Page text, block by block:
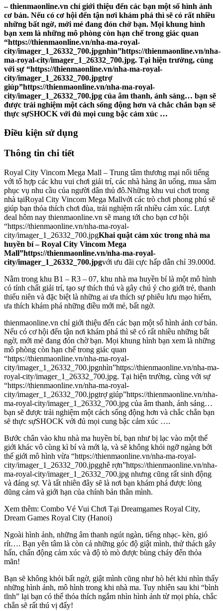
– thienmaonline.vn chỉ giới thiệu đến các bạn một số hình ảnh
cơ bản. Nếu có cơ hội đến tận nơi khám phá thì sẽ có rất nhiều
những bất ngờ, mới mẻ đang đón chờ bạn. Mọi khung hình
bạn xem là những mô phòng còn hạn chế trong giác quan
“https://thienmaonline.vn/nha-ma-royal-
city/imager_1_26332_700.jpgnhìn”https://thienmaonline.vn/nha-
ma-royal-city/imager_1_26332_700.jpg. Tại hiện trường, cùng
với sự “https://thienmaonline.vn/nha-ma-royal-
city/imager_1_26332_700.jpgtrợ
giúp”https://thienmaonline.vn/nha-ma-royal-
city/imager_1_26332_700.jpg của âm thanh, ánh sáng… bạn sẽ
được trải nghiệm một cách sống động hơn và chắc chắn bạn sẽ
thực sựSHOCK với đủ mọi cung bậc cảm xúc …
Điều kiện sử dụng
Thông tin chi tiết
Royal City Vincom Mega Mall – Trung tâm thương mại nổi tiếng
với tổ hợp các khu vui chơi giải trí, các nhà hàng ăn uống, mua sắm
phục vụ nhu cầu của người dân thủ đô.Những khu vui chơi trong
nhà tạiRoyal City Vincom Mega Mallvới các trò chơi phong phú sẽ
giúp bạn thỏa thích chơi đùa, trải nghiệm rất nhiều cảm xúc. Lượt
deal hôm nay thienmaonline.vn sẽ mang tới cho bạn cơ hội
“https://thienmaonline.vn/nha-ma-royal-
city/imager_1_26332_700.jpgKhai quật cảm xúc trong nhà ma
huyền bí – Royal City Vincom Mega
Mall”https://thienmaonline.vn/nha-ma-royal-
city/imager_1_26332_700.jpgvới ưu đãi cực hấp dẫn chỉ 39.000đ.
Nằm trong khu B1 – R3 – 07, khu nhà ma huyền bí là một mô hình
có tính chất giải trí, tạo sự thích thú và gây chú ý cho giới trẻ, thanh
thiếu niên và đặc biệt là những ai ưa thích sự phiêu lưu mạo hiểm,
ưa thích khám phá những điều mới mẻ, bất ngờ.
thienmaonline.vn chỉ giới thiệu đến các bạn một số hình ảnh cơ bản.
Nếu có cơ hội đến tận nơi khám phá thì sẽ có rất nhiều những bất
ngờ, mới mẻ đang đón chờ bạn. Mọi khung hình bạn xem là những
mô phòng còn hạn chế trong giác quan
“https://thienmaonline.vn/nha-ma-royal-
city/imager_1_26332_700.jpgnhìn”https://thienmaonline.vn/nha-ma-
royal-city/imager_1_26332_700.jpg. Tại hiện trường, cùng với sự
“https://thienmaonline.vn/nha-ma-royal-
city/imager_1_26332_700.jpgtrợ giúp”https://thienmaonline.vn/nha-
ma-royal-city/imager_1_26332_700.jpg của âm thanh, ánh sáng…
bạn sẽ được trải nghiệm một cách sống động hơn và chắc chắn bạn
sẽ thực sựSHOCK với đủ mọi cung bậc cảm xúc ….
Bước chân vào khu nhà ma huyền bí, bạn như bị lạc vào một thế
giới khác vô cùng kì bí và mới lạ, và sẽ không khỏi ngỡ ngàng bởi
thế giới mô hình vừa “https://thienmaonline.vn/nha-ma-royal-
city/imager_1_26332_700.jpgghê rợn”https://thienmaonline.vn/nha-
ma-royal-city/imager_1_26332_700.jpg nhưng cũng rất sinh động
và đáng sợ. Và tất nhiên đây sẽ là nơi bạn khám phá được lòng
dũng cảm và giới hạn của chính bản thân mình.
Xem thêm: Combo Vé Vui Chơi Tại Dreamgames Royal City,
Dream Games Royal City (Hanoi)
Ngoài hình ảnh, những âm thanh ngút ngàn, tiếng nhạc- kèn, gió
rít…. Bạn yên tâm là còn cả những góc độ giật mình, thử thách gây
hấn, chấn động cảm xúc và độ tò mò được bùng cháy đến thỏa
mãn!
Bạn sẽ không khỏi bất ngờ, giật mình cũng như hò hét khi nhìn thấy
những hình ảnh, mô hình trong khi nhà ma. Tuy nhiên sau khi “bình
tĩnh” lại bạn có thể thỏa thích ngắm nhìn hình ảnh từ mọi phía, chắc
chắn sẽ rất thú vị đấy!